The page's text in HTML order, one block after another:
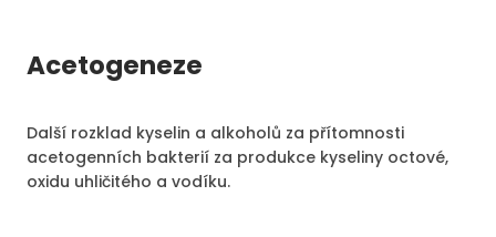
Acetogeneze
Další rozklad kyselin a alkoholů za přítomnosti
acetogenních bakterií za produkce kyseliny octové,
oxidu uhličitého a vodíku.